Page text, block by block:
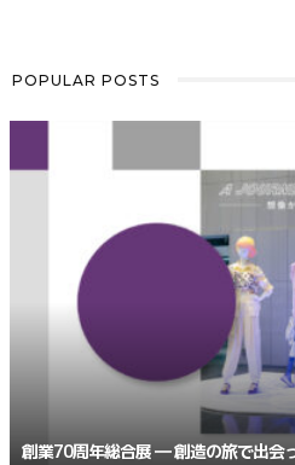
POPULAR POSTS
創業70周年総合展 ― 創造の旅で出会